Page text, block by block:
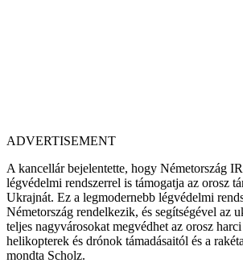
ADVERTISEMENT
A kancellár bejelentette, hogy Németország
légvédelmi rendszerrel is támogatja az orosz
Ukrajnát. Ez a legmodernebb légvédelmi
Németország rendelkezik, és segítségével az
teljes nagyvárosokat megvédhet az orosz
helikopterek és drónok támadásaitól és a
mondta Scholz.